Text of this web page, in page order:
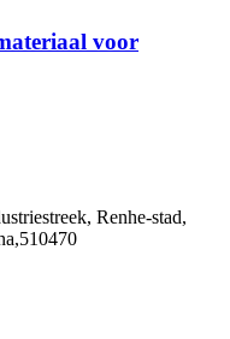
voor
Renhe-stad,